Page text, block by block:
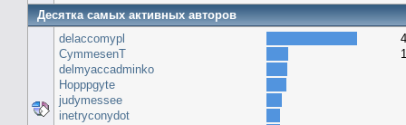
Десятка самых активных авторов
delaccomypl
CymmesenT
delmyaccadminko
Hopppgyte
judymessee
inetryconydot